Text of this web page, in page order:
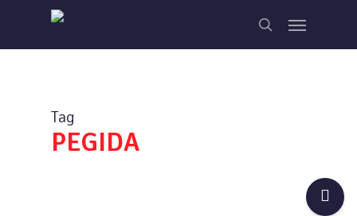
main
search
Menu
Tag
PEGIDA